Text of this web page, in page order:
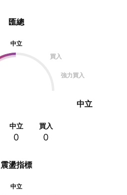
震盪指標
中立
匯總
中立
買入
強力買入
中立
中立
0
買入
0